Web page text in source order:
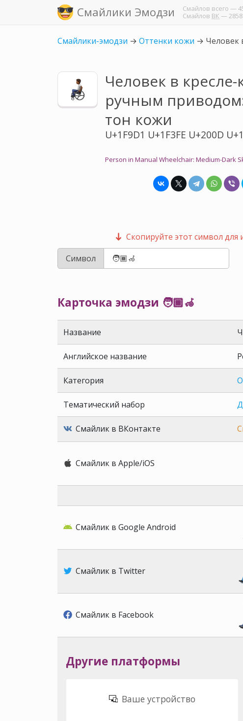
Смайлики Эмодзи Смайлов всего —
Смайлов ВК — 2858
Смайлики-эмодзи → Оттенки кожи → Человек
Человек в кресле-
ручным
тон кожи
U+1F9D1 U+1F3FE U+200D
Person in Manual Wheelchair: Medium-Dark
Скопируйте этот символ для
Символ
Карточка эмодзи 🧑🏾‍🦽
Название
Английское название
Категория
Тематический набор
Смайлик в ВКонтакте
Смайлик в Apple/iOS
Смайлик в Google Android
Смайлик в Twitter
Смайлик в Facebook
Другие платформы
Ваше устройство